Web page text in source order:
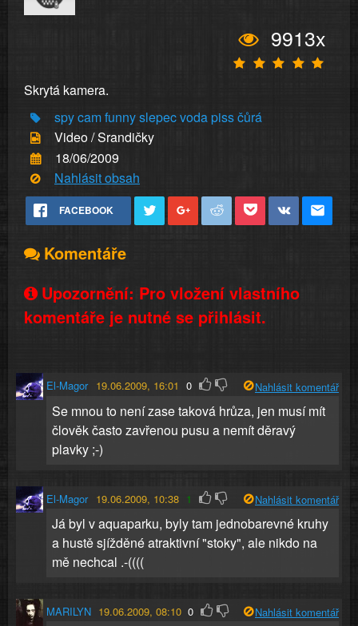
9913x
Skrytá kamera.
spycamfunnyslepecvodapissčůrá
Video / Srandičky
18/06/2009
Nahlásit obsah
FACEBOOK
Komentáře
Upozornění: Pro vložení vlastního
komentáře je nutné se přihlásit.
El-Magor 19.06.2009, 16:01 0 Nahlásit komentář
Se mnou to není zase taková hrůza, jen musí mít
člověk často zavřenou pusu a nemít děravý
plavky ;-)
El-Magor 19.06.2009, 10:38 1 Nahlásit komentář
Já byl v aquaparku, byly tam jednobarevné kruhy
a hustě sjížděné atraktivní "stoky", ale nikdo na
mě nechcal .-((((
MARILYN 19.06.2009, 08:10 0 Nahlásit komentář